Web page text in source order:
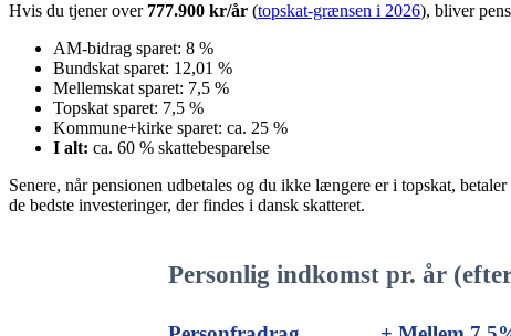
Hvis du tjener over 777.900 kr/år (topskat-grænsen i 2026), bliver
AM-bidrag sparet: 8 %
Bundskat sparet: 12,01 %
Mellemskat sparet: 7,5 %
Topskat sparet: 7,5 %
Kommune+kirke sparet: ca. 25 %
I alt: ca. 60 % skattebesparelse
Senere, når pensionen udbetales og du ikke længere er i topskat,
de bedste investeringer, der findes i dansk skatteret.
Personlig indkomst pr. år